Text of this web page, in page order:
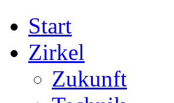
Start
Zirkel
Zukunft